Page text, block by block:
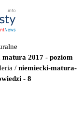
matura 2017 - poziom
/ niemiecki-matura-
- 8